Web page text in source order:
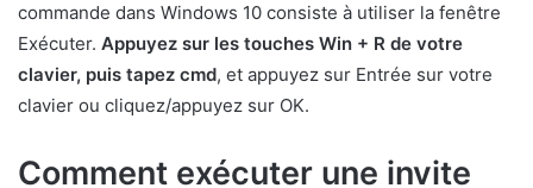
commande dans Windows 10 consiste à utiliser la fenêtre
Exécuter. Appuyez sur les touches Win + R de votre
clavier, puis tapez cmd, et appuyez sur Entrée sur votre
clavier ou cliquez/appuyez sur OK.
Comment exécuter une invite